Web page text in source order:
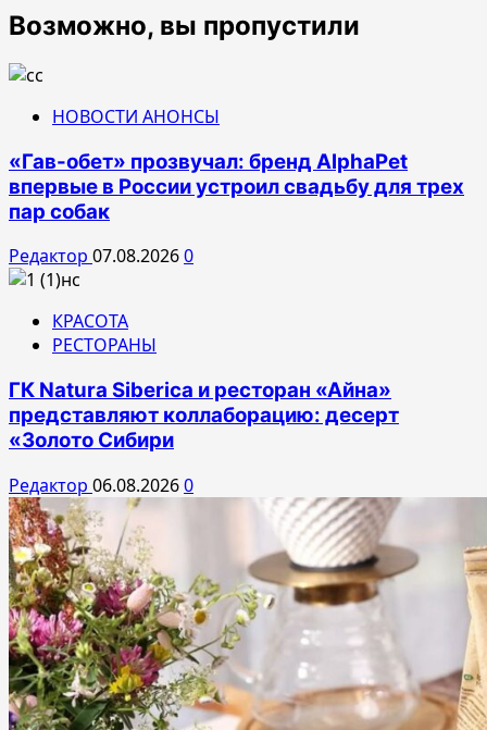
Возможно, вы пропустили
НОВОСТИ АНОНСЫ
«Гав-обет» прозвучал: бренд AlphaPet
впервые в России устроил свадьбу для трех
пар собак
Редактор 07.08.20260
КРАСОТА
РЕСТОРАНЫ
ГК Natura Siberica и ресторан «Айна»
представляют коллаборацию: десерт
«Золото Сибири
Редактор 06.08.20260